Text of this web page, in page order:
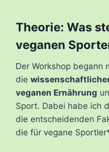
Theorie: Was
veganen
Der Workshop begann
die
veganen Ernährung
Sport. Dabei habe ich
die entscheidenden
die für vegane